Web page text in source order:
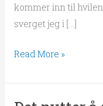
kommer inn til
sverget jeg i […]
Read More »